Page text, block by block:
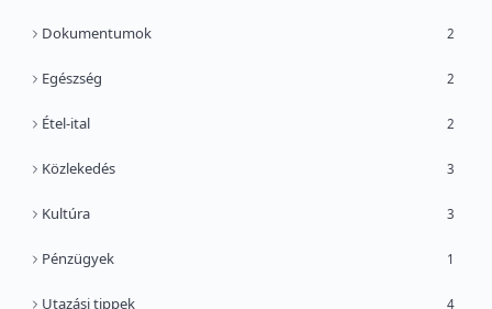
Dokumentumok 2
Egészség 2
Étel-ital 2
Közlekedés 3
Kultúra 3
Pénzügyek 1
Utazási tippek 4